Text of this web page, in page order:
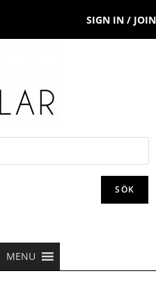
SIGN IN / JOIN
SÖK
MENU